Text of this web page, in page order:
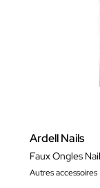
Ardell Nails
Faux Ongles
Autres accessoires